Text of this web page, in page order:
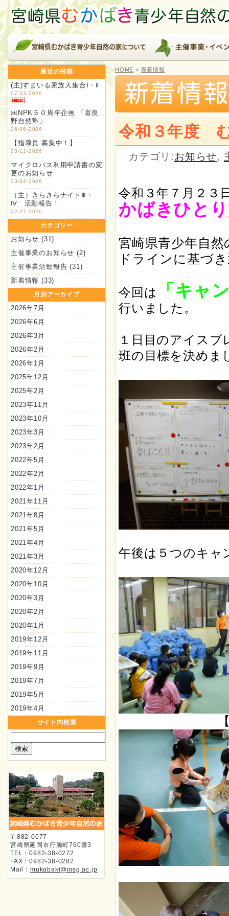
最近の投稿
(主)すまいる家族大集合Ⅰ・Ⅱ
07-23-2026
㈱NPK５０周年企画 「富良
野自然塾」
06-06-2026
【指導員 募集中！】
03-11-2026
マイクロバス利用申請書の変
更のお知らせ
03-04-2026
（主）きらきらナイトⅢ・
Ⅳ 活動報告！
02-27-2026
カテゴリー
お知らせ (31)
主催事業のお知らせ (2)
主催事業活動報告 (31)
新着情報 (33)
月別アーカイブ
2026年7月
2026年6月
2026年3月
2026年2月
2026年1月
2025年12月
2025年2月
2023年11月
2023年10月
2023年3月
2023年2月
2022年5月
2022年2月
2022年1月
2021年11月
2021年8月
2021年5月
2021年4月
2021年3月
2020年12月
2020年10月
2020年3月
2020年2月
2020年1月
2019年12月
2019年11月
2019年9月
2019年7月
2019年5月
2019年4月
サイト内検索
〒882-0077
宮崎県延岡市行縢町760番3
TEL：0982-38-0272
FAX：0982-38-0282
Mail： mukabaki@msg.ac.jp
HOME > 新着情報
令和３年度
カテゴリ: お知らせ,
令和３年７月２３
かばきひとり
宮崎県青少年自
ドラインに基づ
今回は 「キャ
行いました。
１日目のアイス
班の目標を決めま
午後は５つのキャ